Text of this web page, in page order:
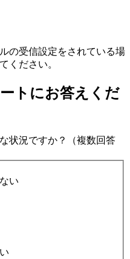
の受信設定をされている場
ください。
トにお答えくだ
状況ですか？（複数回答
い